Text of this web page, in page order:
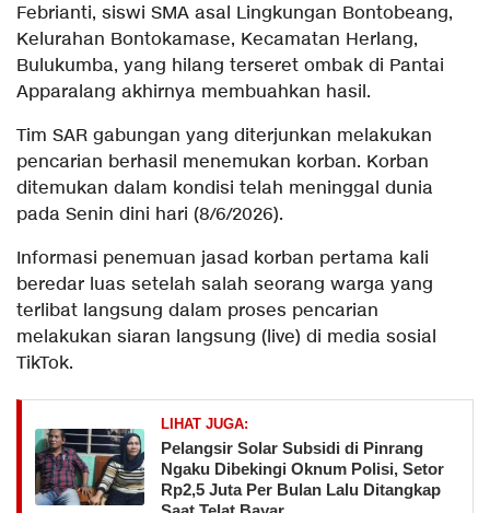
Febrianti, siswi SMA asal Lingkungan Bontobeang,
Kelurahan Bontokamase, Kecamatan Herlang,
Bulukumba, yang hilang terseret ombak di Pantai
Apparalang akhirnya membuahkan hasil.
Tim SAR gabungan yang diterjunkan melakukan
pencarian berhasil menemukan korban. Korban
ditemukan dalam kondisi telah meninggal dunia
pada Senin dini hari (8/6/2026).
​Informasi penemuan jasad korban pertama kali
beredar luas setelah salah seorang warga yang
terlibat langsung dalam proses pencarian
melakukan siaran langsung (live) di media sosial
TikTok.
LIHAT JUGA:
Pelangsir Solar Subsidi di Pinrang
Ngaku Dibekingi Oknum Polisi, Setor
Rp2,5 Juta Per Bulan Lalu Ditangkap